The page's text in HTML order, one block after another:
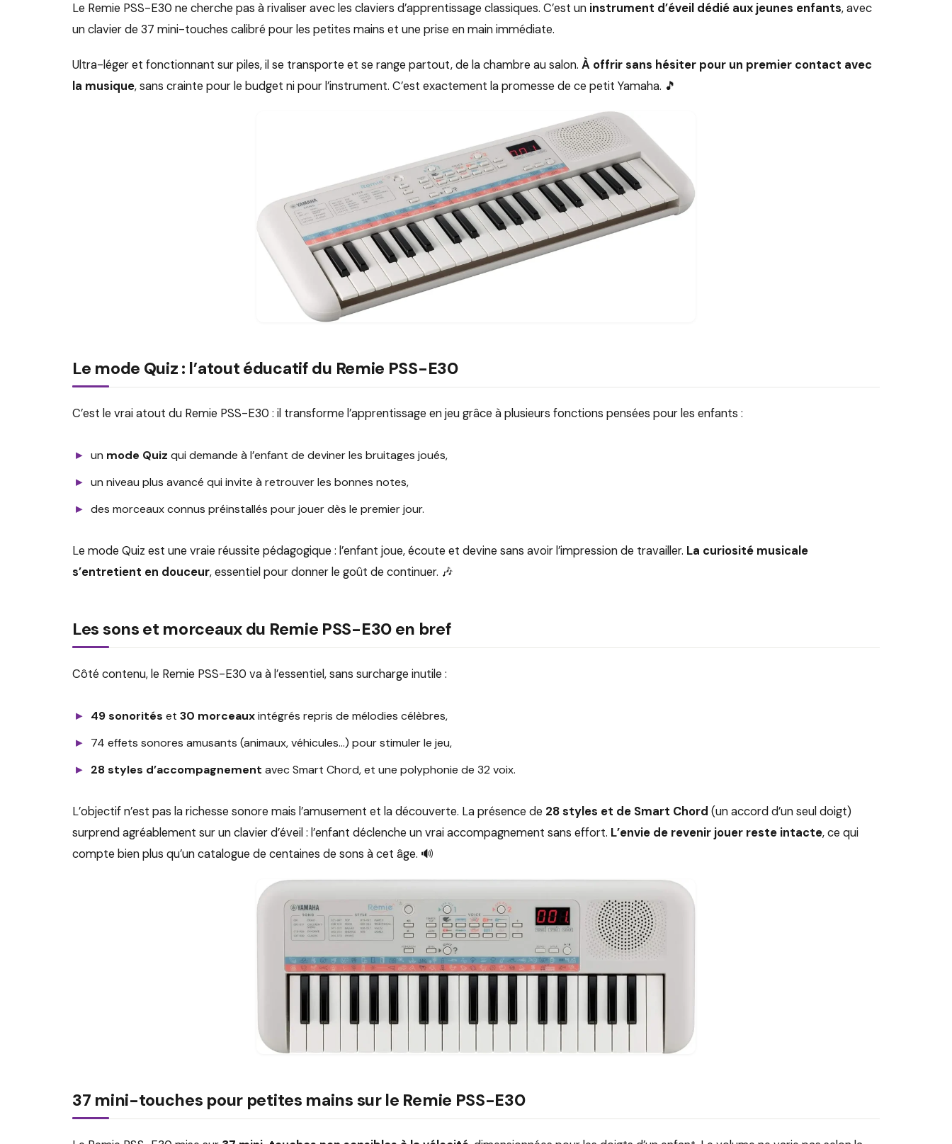
Le Remie PSS-E30 ne cherche pas à rivaliser avec les claviers d’apprentissage classiques. C’est un instrument d’éveil dédié aux jeunes enfants, avec
un clavier de 37 mini-touches calibré pour les petites mains et une prise en main immédiate.
Ultra-léger et fonctionnant sur piles, il se transporte et se range partout, de la chambre au salon. À offrir sans hésiter pour un premier contact avec
la musique, sans crainte pour le budget ni pour l’instrument. C’est exactement la promesse de ce petit Yamaha. 🎵
Le mode Quiz : l’atout éducatif du Remie PSS-E30
C’est le vrai atout du Remie PSS-E30 : il transforme l’apprentissage en jeu grâce à plusieurs fonctions pensées pour les enfants :
un mode Quiz qui demande à l’enfant de deviner les bruitages joués,
un niveau plus avancé qui invite à retrouver les bonnes notes,
des morceaux connus préinstallés pour jouer dès le premier jour.
Le mode Quiz est une vraie réussite pédagogique : l’enfant joue, écoute et devine sans avoir l’impression de travailler. La curiosité musicale
s’entretient en douceur, essentiel pour donner le goût de continuer. 🎶
Les sons et morceaux du Remie PSS-E30 en bref
Côté contenu, le Remie PSS-E30 va à l’essentiel, sans surcharge inutile :
49 sonorités et 30 morceauxintégrés repris de mélodies célèbres,
74 effets sonores amusants (animaux, véhicules…) pour stimuler le jeu,
28 styles d’accompagnement avec Smart Chord, et une polyphonie de 32 voix.
L’objectif n’est pas la richesse sonore mais l’amusement et la découverte. La présence de 28 styles et de Smart Chord (un accord d’un seul doigt)
surprend agréablement sur un clavier d’éveil : l’enfant déclenche un vrai accompagnement sans effort. L’envie de revenir jouer reste intacte, ce qui
compte bien plus qu’un catalogue de centaines de sons à cet âge. 🔊
37 mini-touches pour petites mains sur le Remie PSS-E30